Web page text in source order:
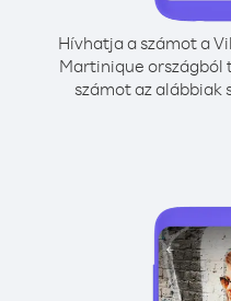
Hívhatja a számot a
Martinique országból
számot az alábbiak